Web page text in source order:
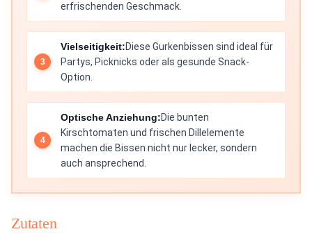
erfrischenden Geschmack.
Vielseitigkeit:Diese Gurkenbissen sind ideal für
Partys, Picknicks oder als gesunde Snack-
Option.
Optische Anziehung:Die bunten
Kirschtomaten und frischen Dillelemente
machen die Bissen nicht nur lecker, sondern
auch ansprechend.
Zutaten